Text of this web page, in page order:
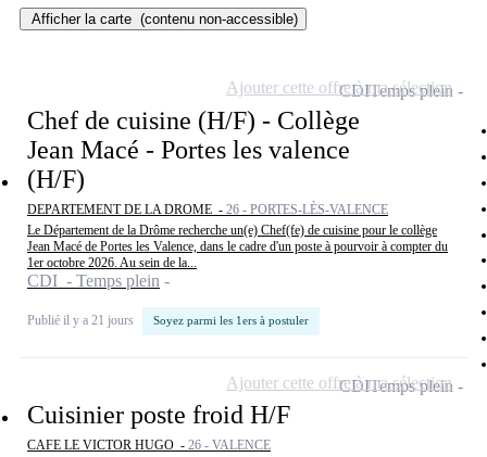
Afficher la carte (contenu non-accessible)
Chef de cuisine (H/F) - Collège
Jean Macé - Portes les valence
(H/F)
DEPARTEMENT DE LA DROME - 26 - PORTES-LÈS-VALENCE
Le Département de la Drôme recherche un(e) Chef(fe) de cuisine pour le collège
Jean Macé de Portes les Valence, dans le cadre d'un poste à pourvoir à compter du
1er octobre 2026. Au sein de la...
CDI - Temps plein
Publié il y a 21 jours Soyez parmi les 1ers à postuler
CDITemps plein
Ajouter cette offre à ma sélection
Cuisinier poste froid H/F
CAFE LE VICTOR HUGO - 26 - VALENCE
CDITemps plein
Ajouter cette offre à ma sélection